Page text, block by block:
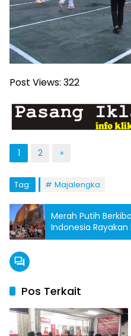
Post Views: 322
1 2 »
Tag: Majalengka
Merah Putih
Indonesia Rayakan
Osaka
Pos Terkait